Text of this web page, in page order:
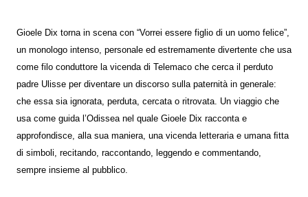
Gioele Dix torna in scena con “Vorrei essere figlio di un uomo felice”,
un monologo intenso, personale ed estremamente divertente che usa
come filo conduttore la vicenda di Telemaco che cerca il perduto
padre Ulisse per diventare un discorso sulla paternità in generale:
che essa sia ignorata, perduta, cercata o ritrovata. Un viaggio che
usa come guida l’Odissea nel quale Gioele Dix racconta e
approfondisce, alla sua maniera, una vicenda letteraria e umana ﬁtta
di simboli, recitando, raccontando, leggendo e commentando,
sempre insieme al pubblico.